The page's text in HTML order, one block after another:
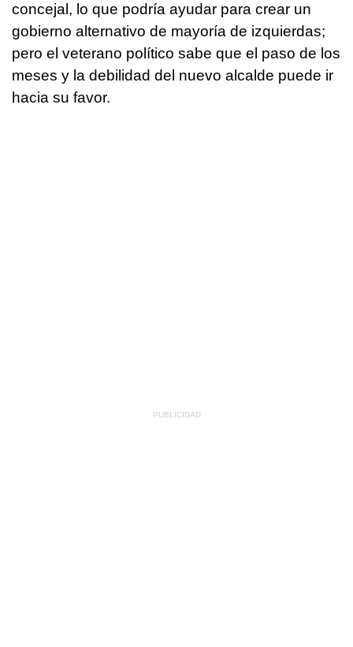
concejal, lo que podría ayudar para crear un
gobierno alternativo de mayoría de izquierdas;
pero el veterano político sabe que el paso de los
meses y la debilidad del nuevo alcalde puede ir
hacia su favor.